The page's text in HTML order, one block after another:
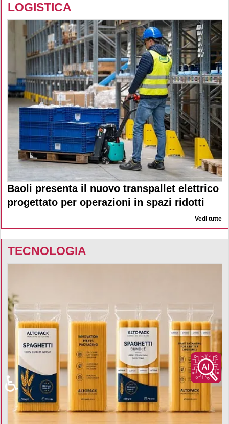
LOGISTICA
Baoli presenta il nuovo transpallet elettrico
progettato per operazioni in spazi ridotti
Vedi tutte
TECNOLOGIA